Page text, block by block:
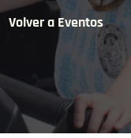
Volver a Eventos